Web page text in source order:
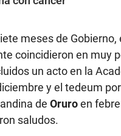
meses de
coincidieron en muy
un acto en la
y el tedeum
de Oruroen
saludos.